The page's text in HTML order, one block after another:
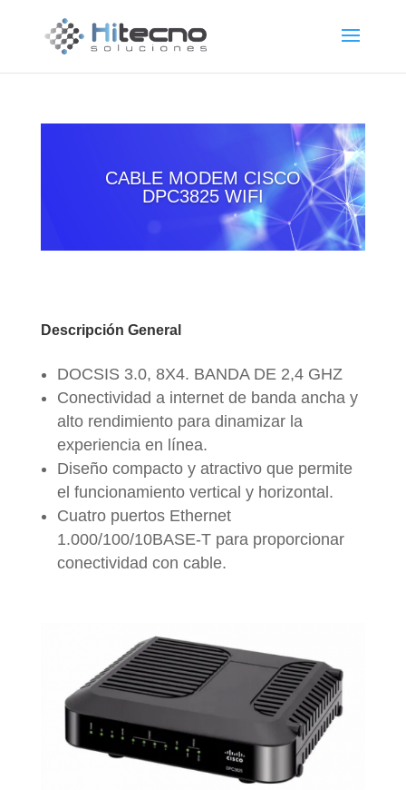
CABLE MODEM CISCO
DPC3825 WIFI
Descripción General
DOCSIS 3.0, 8X4. BANDA DE 2,4 GHZ
Conectividad a internet de banda ancha y
alto rendimiento para dinamizar la
experiencia en línea.
Diseño compacto y atractivo que permite
el funcionamiento vertical y horizontal.
Cuatro puertos Ethernet
1.000/100/10BASE-T para proporcionar
conectividad con cable.